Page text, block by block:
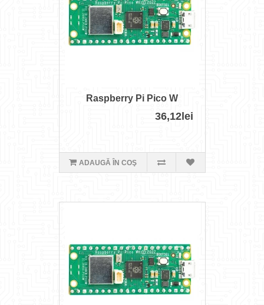
Raspberry Pi Pico W
36,12lei
ADAUGĂ ÎN COŞ